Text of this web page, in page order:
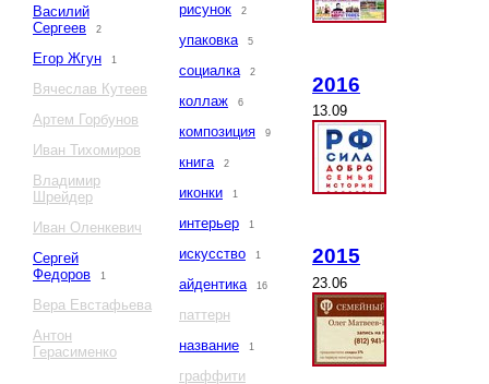
Василий
Сергеев
2
Егор Жгун 1
Вячеслав Кутеев
Артем Горбунов
Иван Тихомиров
Владимир
Шрейдер
Иван Оленкевич
Сергей
Федоров
1
Вера Евстафьева
Антон
Герасименко
рисунок 2
упаковка 5
социалка 2
коллаж 6
композиция 9
книга 2
иконки 1
интерьер 1
искусство 1
айдентика 16
паттерн
название
1
граффити
2016
13.09
2015
23.06